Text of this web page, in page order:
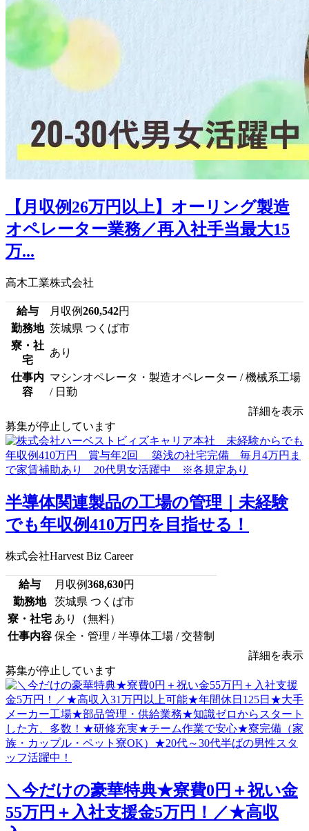
【月収例26万円以上】オーリング製造
オペレーター業務／再入社手当最大15
万...
高木工業株式会社
給与 月収例260,542円
勤務地 茨城県 つくば市
寮・社
宅
あり
仕事内
容
マシンオペレータ・製造オペレーター / 機械系工場
/ 日勤
詳細を表示
募集が停止しています
半導体関連製品の工場の管理｜未経験
でも年収例410万円を目指せる！
株式会社Harvest Biz Career
給与 月収例368,630円
勤務地
茨城県 つくば市
寮・社宅 あり（無料）
仕事内容 保全・管理 / 半導体工場 / 交替制
詳細を表示
募集が停止しています
＼今だけの豪華特典★寮費0円＋祝い金
55万円＋入社支援金5万円！／★高収